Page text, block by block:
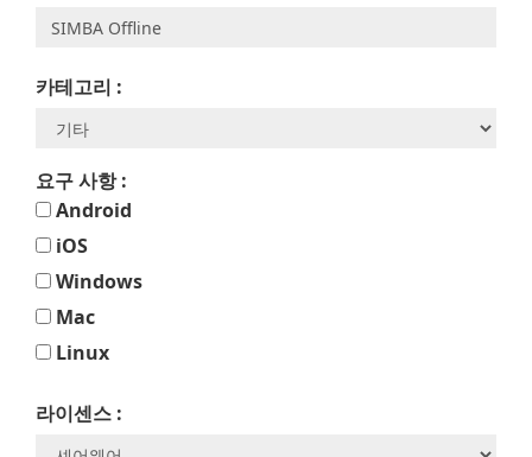
카테고리 :
요구 사항 :
Android
iOS
Windows
Mac
Linux
라이센스 :